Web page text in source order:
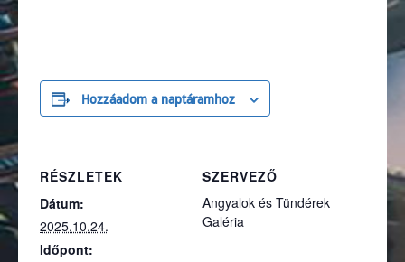
Hozzáadom a naptáramhoz
RÉSZLETEK
Dátum:
2025.10.24.
Időpont:
SZERVEZŐ
Angyalok és Tündérek
Galéria